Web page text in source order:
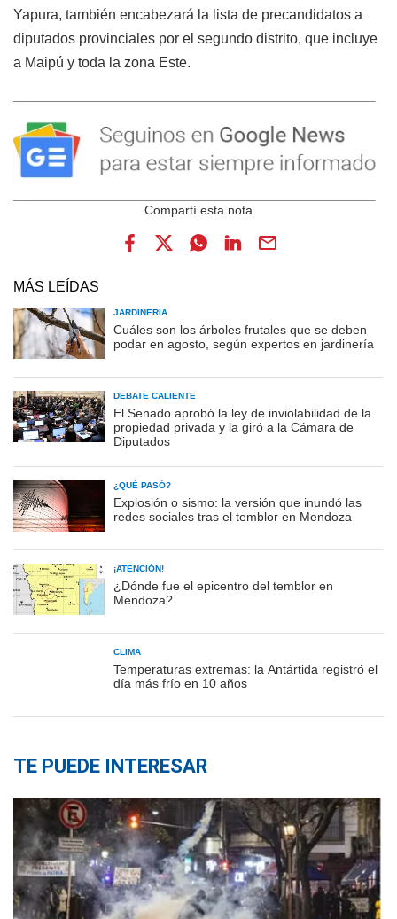
Yapura, también encabezará la lista de precandidatos a
diputados provinciales por el segundo distrito, que incluye
a Maipú y toda la zona Este.
MÁS LEÍDAS
JARDINERÍA
Cuáles son los árboles frutales que se deben
podar en agosto, según expertos en jardinería
DEBATE CALIENTE
El Senado aprobó la ley de inviolabilidad de la
propiedad privada y la giró a la Cámara de
Diputados
¿QUÉ PASÓ?
Explosión o sismo: la versión que inundó las
redes sociales tras el temblor en Mendoza
¡ATENCIÓN!
¿Dónde fue el epicentro del temblor en
Mendoza?
CLIMA
Temperaturas extremas: la Antártida registró el
día más frío en 10 años
TE PUEDE INTERESAR